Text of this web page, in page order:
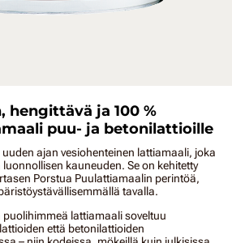
hengittävä ja 100 %
puu- ja betonilattioille
ajan vesiohenteinen lattiamaali, joka
kauneuden. Se on kehitetty
Porstua Puulattiamaalin perintöä,
tavalla.
puolihimmeä lattiamaali soveltuu
että betonilattioiden